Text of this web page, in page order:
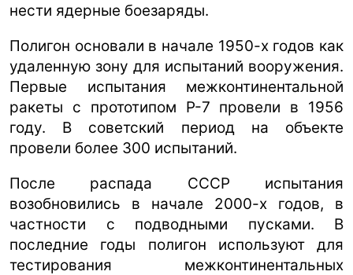
нести ядерные боезаряды.
Полигон основали в начале 1950-х годов как
удаленную зону для испытаний вооружения.
Первые испытания межконтинентальной
ракеты с прототипом Р-7 провели в 1956
году. В советский период на объекте
провели более 300 испытаний.
После распада СССР испытания
возобновились в начале 2000-х годов, в
частности с подводными пусками. В
последние годы полигон используют для
тестирования межконтинентальных